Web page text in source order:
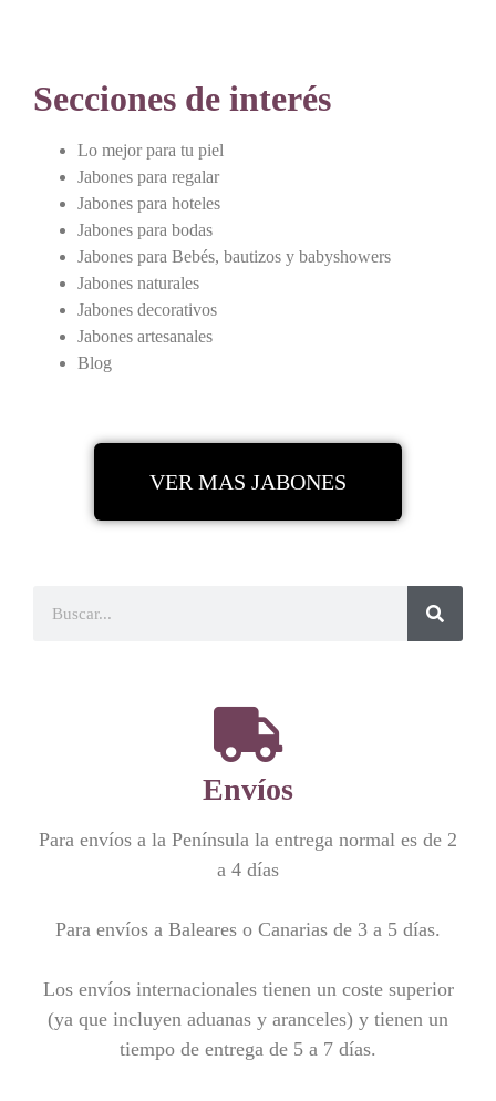
Secciones de interés
Lo mejor para tu piel
Jabones para regalar
Jabones para hoteles
Jabones para bodas
Jabones para Bebés, bautizos y babyshowers
Jabones naturales
Jabones decorativos
Jabones artesanales
Blog
VER MAS JABONES
Envíos
Para envíos a la Península la entrega normal es de 2
a 4 días
Para envíos a Baleares o Canarias de 3 a 5 días.
Los envíos internacionales tienen un coste superior
(ya que incluyen aduanas y aranceles) y tienen un
tiempo de entrega de 5 a 7 días.